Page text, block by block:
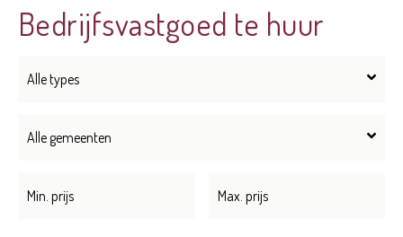
Bedrijfsvastgoed te huur
Alle types
Alle gemeenten